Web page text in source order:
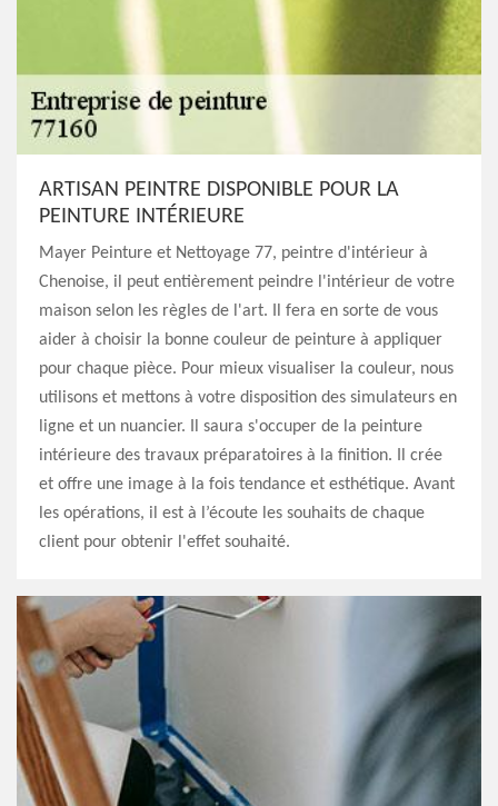
ARTISAN PEINTRE DISPONIBLE POUR LA
PEINTURE INTÉRIEURE
Mayer Peinture et Nettoyage 77, peintre d'intérieur à
Chenoise, il peut entièrement peindre l'intérieur de votre
maison selon les règles de l'art. Il fera en sorte de vous
aider à choisir la bonne couleur de peinture à appliquer
pour chaque pièce. Pour mieux visualiser la couleur, nous
utilisons et mettons à votre disposition des simulateurs en
ligne et un nuancier. Il saura s'occuper de la peinture
intérieure des travaux préparatoires à la finition. Il crée
et offre une image à la fois tendance et esthétique. Avant
les opérations, il est à l’écoute les souhaits de chaque
client pour obtenir l'effet souhaité.